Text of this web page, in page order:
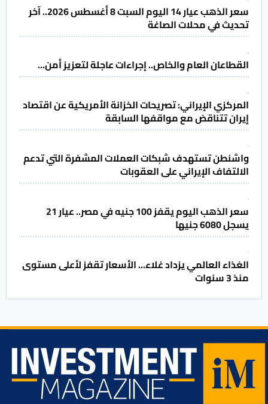
سعر الذهب عيار 14 اليوم السبت 8 أغسطس 2026.. آخر
تحديث في محلات الصاغة
القطاعان العام والخاص.. إجراءات عاجلة لتعزيز أمن...
المركزي الإيراني: تصريحات الخزانة الأمريكية عن اقتصاد
إيران تتناقض مع مواقفها السابقة
واشنطن تستهدف شبكات العملات المشفرة التي تدعم
الالتفاف الإيراني على العقوبات
سعر الذهب اليوم يقفز 100 جنيه في مصر.. عيار 21
يسجل 6080 جنيها
الغذاء العالمي يزداد غلاء... الأسعار تقفز لأعلى مستوى
منذ 3 سنوات